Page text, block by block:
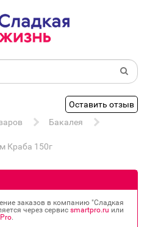
Оставить отзыв
Бакалея
Краба 150г
заказов в компанию "Сладкая
через сервис smartpro.ru или
.